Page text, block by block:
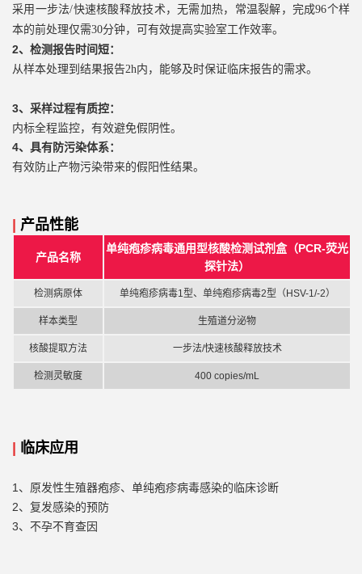
采用一步法/快速核酸释放技术，无需加热，常温裂解，完成96个样
本的前处理仅需30分钟，可有效提高实验室工作效率。
2、检测报告时间短：
从样本处理到结果报告2h内，能够及时保证临床报告的需求。
3、采样过程有质控：
内标全程监控，有效避免假阴性。
4、具有防污染体系：
有效防止产物污染带来的假阳性结果。
产品性能
产品名称
单纯疱疹病毒通用型核酸检测试剂盒（PCR-荧光
探针法）
检测病原体 单纯疱疹病毒1型、单纯疱疹病毒2型（HSV-1/-2）
样本类型 生殖道分泌物
核酸提取方法 一步法/快速核酸释放技术
检测灵敏度 400 copies/mL
临床应用
1、原发性生殖器疱疹、单纯疱疹病毒感染的临床诊断
2、复发感染的预防
3、不孕不育查因